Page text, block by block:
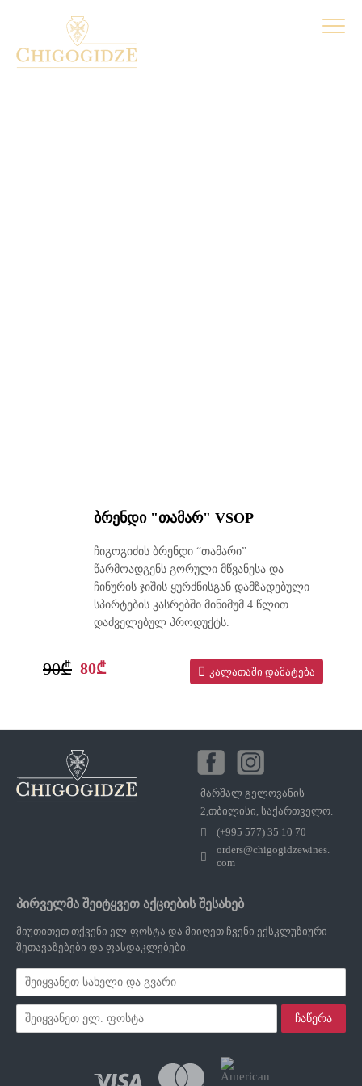
ბრენდი "თამარ" VSOP
ჩიგოგიძის ბრენდი “თამარი”
წარმოადგენს გორული მწვანესა და
ჩინურის ჯიშის ყურძნისგან დამზადებული
სპირტების კასრებში მინიმუმ 4 წლით
დაძველებულ პროდუქტს.
90₾ 80₾ კალათაში დამატება
მარშალ გელოვანის
2,თბილისი, საქართველო.
(+995 577) 35 10 70
orders@chigogidzewines.
com
პირველმა შეიტყვეთ აქციების შესახებ
მიუთითეთ თქვენი ელ-ფოსტა და მიიღეთ ჩვენი ექსკლუზიური
შეთავაზებები და ფასდაკლებები.
ჩაწერა